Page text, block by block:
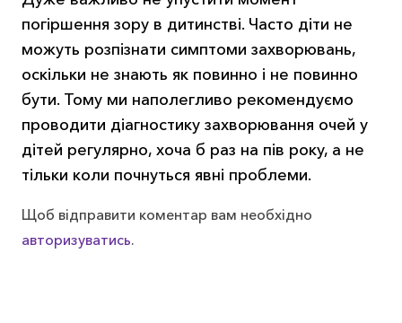
погіршення зору в дитинстві. Часто діти не
можуть розпізнати симптоми захворювань,
оскільки не знають як повинно і не повинно
бути. Тому ми наполегливо рекомендуємо
проводити діагностику захворювання очей у
дітей регулярно, хоча б раз на пів року, а не
тільки коли почнуться явні проблеми.
Щоб відправити коментар вам необхідно
авторизуватись.